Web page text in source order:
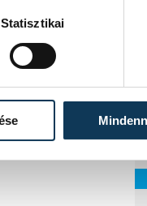
Statisztikai